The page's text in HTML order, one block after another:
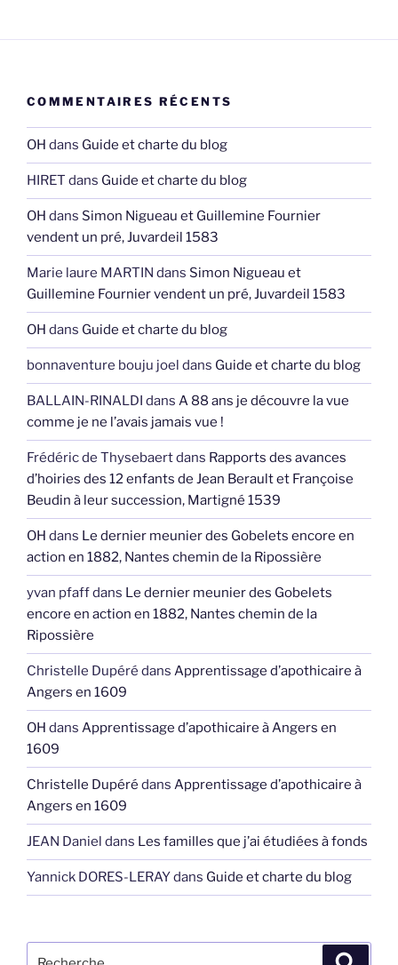
COMMENTAIRES RÉCENTS
OH dans Guide et charte du blog
HIRET dans Guide et charte du blog
OH dans Simon Nigueau et Guillemine Fournier
vendent un pré, Juvardeil 1583
Marie laure MARTIN dans Simon Nigueau et
Guillemine Fournier vendent un pré, Juvardeil 1583
OH dans Guide et charte du blog
bonnaventure bouju joel dans Guide et charte du blog
BALLAIN-RINALDI dans A 88 ans je découvre la vue
comme je ne l’avais jamais vue !
Frédéric de Thysebaertdans Rapports des avances
d’hoiries des 12 enfants de Jean Berault et Françoise
Beudin à leur succession, Martigné 1539
OH dans Le dernier meunier des Gobelets encore en
action en 1882, Nantes chemin de la Ripossière
yvan pfaffdans Le dernier meunier des Gobelets
encore en action en 1882, Nantes chemin de la
Ripossière
Christelle Dupéré dans Apprentissage d’apothicaire à
Angers en 1609
OH dans Apprentissage d’apothicaire à Angers en
1609
Christelle Dupéré dans Apprentissage d’apothicaire à
Angers en 1609
JEAN Daniel dans Les familles que j’ai étudiées à fonds
Yannick DORES-LERAYdans Guide et charte du blog